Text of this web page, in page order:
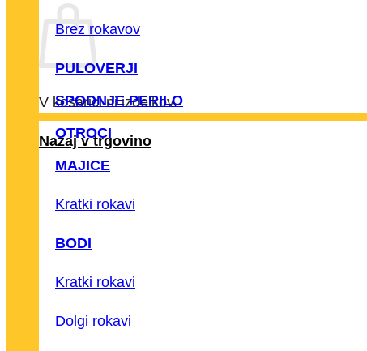
V košarici ni izdelkov.
Nazaj v trgovino
Brez rokavov
PULOVERJI
SPODNJE PERILO
OTROCI
MAJICE
Kratki rokavi
BODI
Kratki rokavi
Dolgi rokavi